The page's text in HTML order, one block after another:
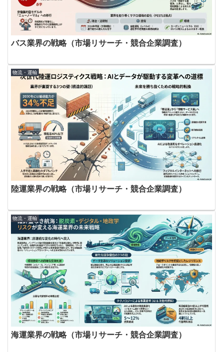
バス業界の戦略（市場リサーチ・競合企業調査）
物流・運輸
陸運業界の戦略（市場リサーチ・競合企業調査）
物流・運輸
海運業界の戦略（市場リサーチ・競合企業調査）